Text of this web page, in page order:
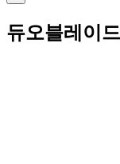
...
듀오블레이